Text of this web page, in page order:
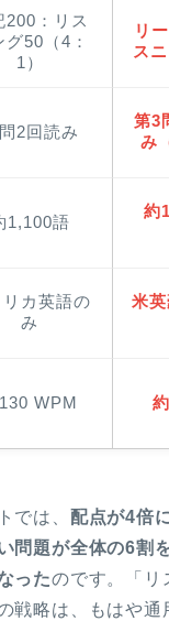
200：リス
グ50（4：
1）
リ
ス
2回読み
第3
み
1,100語
約
リカ英語の
み
米
WPM
では、 配点が4倍
問題が全体の6割
ったのです。「リ
戦略は、もはや通